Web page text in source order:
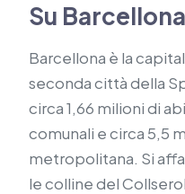
Su Barcellona
Barcellona è la
seconda città della
circa 1,66 milioni di
comunali e circa 5,5
metropolitana. Si
le colline del